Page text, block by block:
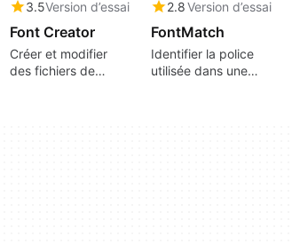
3.5Version d’essai
Font Creator
Créer et modifier
des fichiers de
2.8Version d’essai
FontMatch
Identifier la police
utilisée dans une